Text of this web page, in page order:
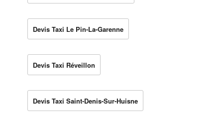
Devis Taxi Le Pin-La-Garenne
Devis Taxi Réveillon
Devis Taxi Saint-Denis-Sur-Huisne